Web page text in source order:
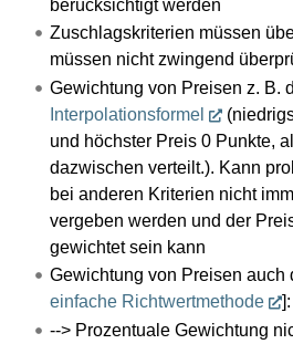
berücksichtigt werden
Zuschlagskriterien müssen
müssen nicht zwingend
Gewichtung von Preisen z. B.
Interpolationsformel
und höchster Preis 0 Punkte,
dazwischen verteilt.). Kann
bei anderen Kriterien nicht
vergeben werden und der
gewichtet sein kann
Gewichtung von Preisen auch
einfache Richtwertmethode
--> Prozentuale Gewichtung